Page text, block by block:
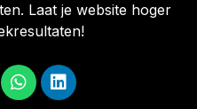
Laat je website hoger